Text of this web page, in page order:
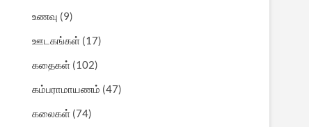
உணவு (9)
ஊடகங்கள் (17)
கதைகள் (102)
கம்பராமாயணம் (47)
கலைகள் (74)